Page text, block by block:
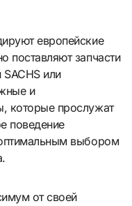
европейские
поставляют запчасти
или
и
которые прослужат
поведение
выбором
от своей